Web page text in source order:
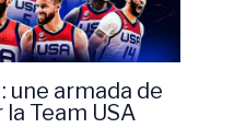
une armada de
Team USA